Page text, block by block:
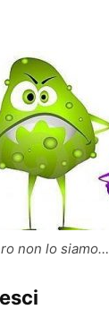
non lo siamo…